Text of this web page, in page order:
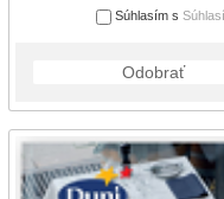
Súhlasím s
Odobrať